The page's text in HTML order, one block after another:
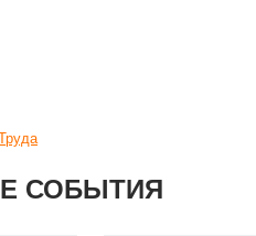
СОБЫТИЯ